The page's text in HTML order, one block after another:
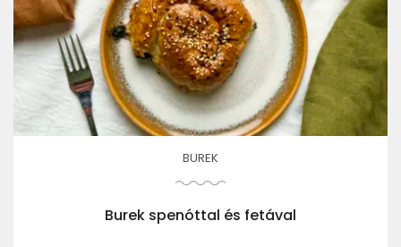
BUREK
Burek spenóttal és fetával